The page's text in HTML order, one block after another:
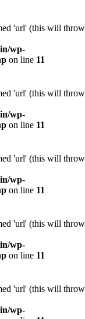
'url' (this will throw
wp-
on line 11
'url' (this will throw
wp-
on line 11
'url' (this will throw
wp-
on line 11
'url' (this will throw
wp-
on line 11
'url' (this will throw
wp-